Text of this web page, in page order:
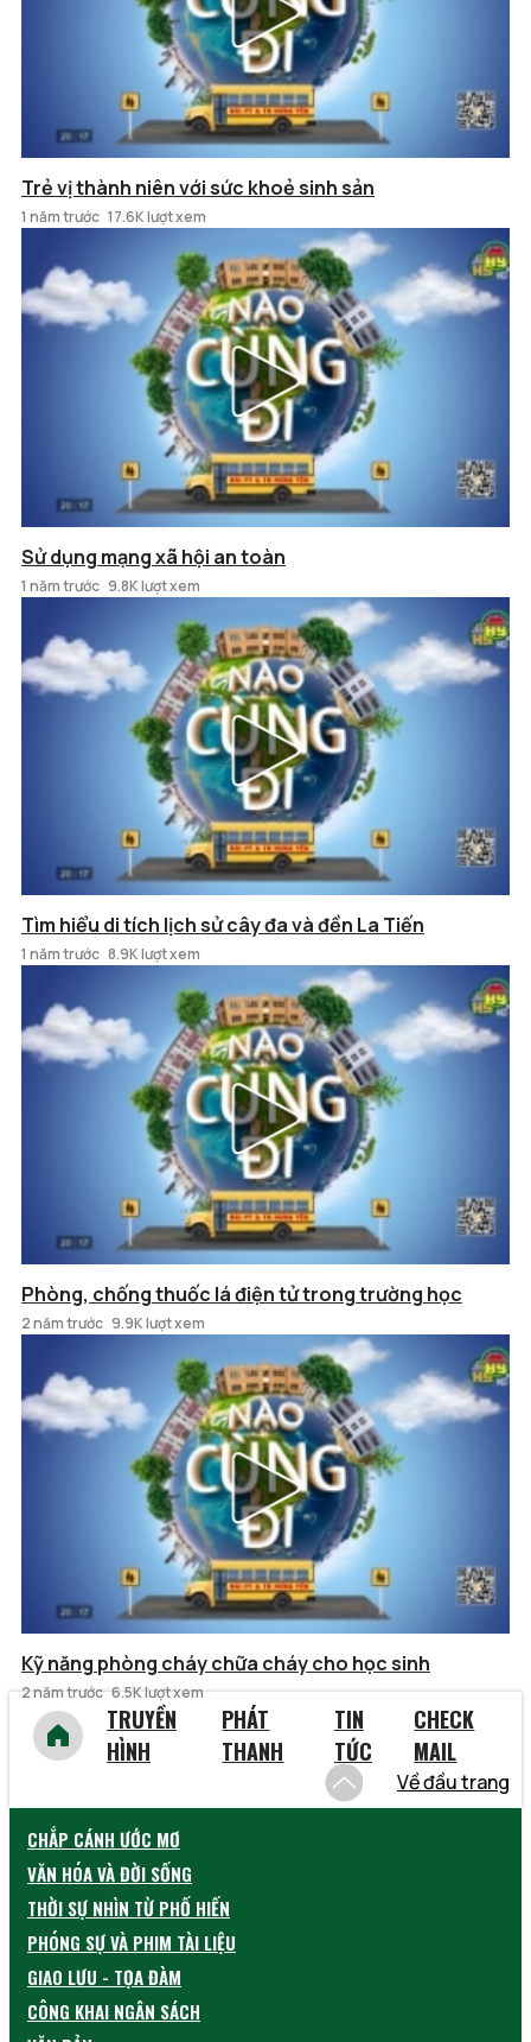
Trẻ vị thành niên với sức khoẻ sinh sản
1 năm trước 17.6K lượt xem
Sử dụng mạng xã hội an toàn
1 năm trước 9.8K lượt xem
Tìm hiểu di tích lịch sử cây đa và đền La Tiến
1 năm trước 8.9K lượt xem
Phòng, chống thuốc lá điện tử trong trường học
2 năm trước 9.9K lượt xem
Kỹ năng phòng cháy chữa cháy cho học sinh
2 năm trước 6.5K lượt xem
TRUYỀN
HÌNH
PHÁT
THANH
TIN
TỨC
CHECK
MAIL
Về đầu trang
CHẮP CÁNH ƯỚC MƠ
VĂN HÓA VÀ ĐỜI SỐNG
THỜI SỰ NHÌN TỪ PHỐ HIẾN
PHÓNG SỰ VÀ PHIM TÀI LIỆU
GIAO LƯU - TỌA ĐÀM
CÔNG KHAI NGÂN SÁCH